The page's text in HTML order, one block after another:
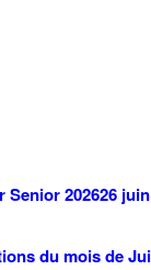
Senior 202626
du mois de